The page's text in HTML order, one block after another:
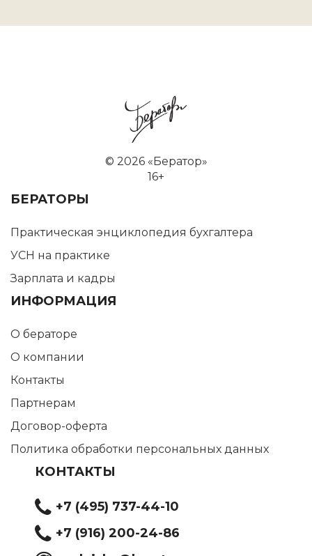
© 2026 «Бератор»
16+
БЕРАТОРЫ
Практическая энциклопедия бухгалтера
УСН на практике
Зарплата и кадры
ИНФОРМАЦИЯ
О бераторе
О компании
Контакты
Партнерам
Договор-оферта
Политика обработки персональных данных
КОНТАКТЫ
+7 (495) 737-44-10
+7 (916) 200-24-86